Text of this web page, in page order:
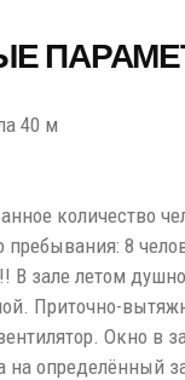
40 м
количество
пребывания: 8
зале летом
Приточно-
Окно в
на определённый